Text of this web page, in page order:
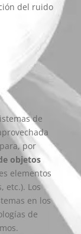
del ruido
de
por
objetos
elementos
etc.). Los
en los
de